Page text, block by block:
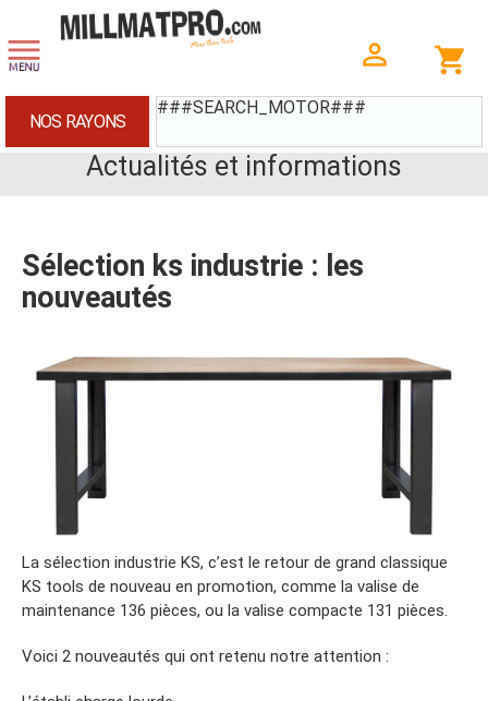
###SEARCH_MOTOR###
NOS RAYONS
Actualités et informations
Sélection ks industrie : les
nouveautés
La sélection industrie KS, c’est le retour de grand classique
KS tools de nouveau en promotion, comme la valise de
maintenance 136 pièces, ou la valise compacte 131 pièces.
Voici 2 nouveautés qui ont retenu notre attention :